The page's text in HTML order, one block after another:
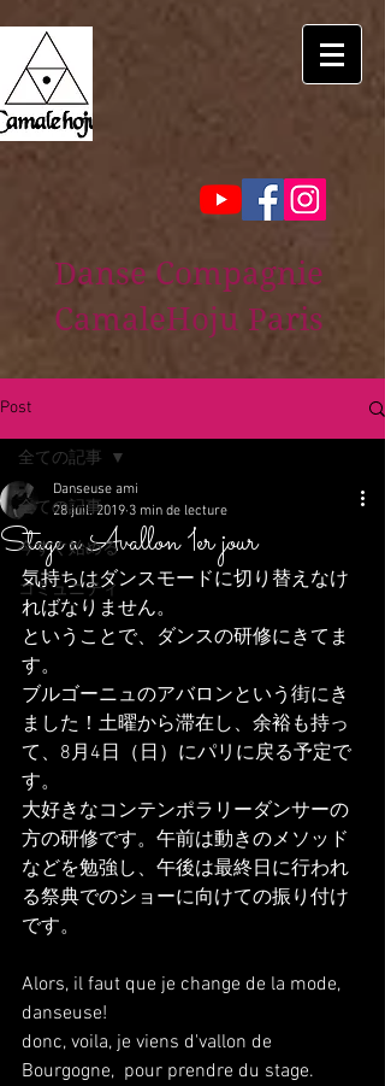
Danse Compagnie
CamaleHoju Paris
Post
全ての記事
今すぐ始める
コミュニティ
全ての記事
Stage a Avallon 1er jour
Danseuse ami
28 juil. 2019 3 min de lecture
気持ちはダンスモードに切り替えなけ
ればなりません。
ということで、ダンスの研修にきてま
す。
ブルゴーニュのアバロンという街にき
ました！土曜から滞在し、余裕も持っ
て、8月4日（日）にパリに戻る予定で
す。
大好きなコンテンポラリーダンサーの
方の研修です。午前は動きのメソッド
などを勉強し、午後は最終日に行われ
る祭典でのショーに向けての振り付け
です。
Alors, il faut que je change de la mode,
danseuse!
donc, voila, je viens d'vallon de
Bourgogne,  pour prendre du stage.